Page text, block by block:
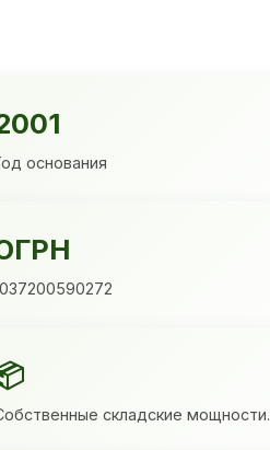
основания
складские мощности.